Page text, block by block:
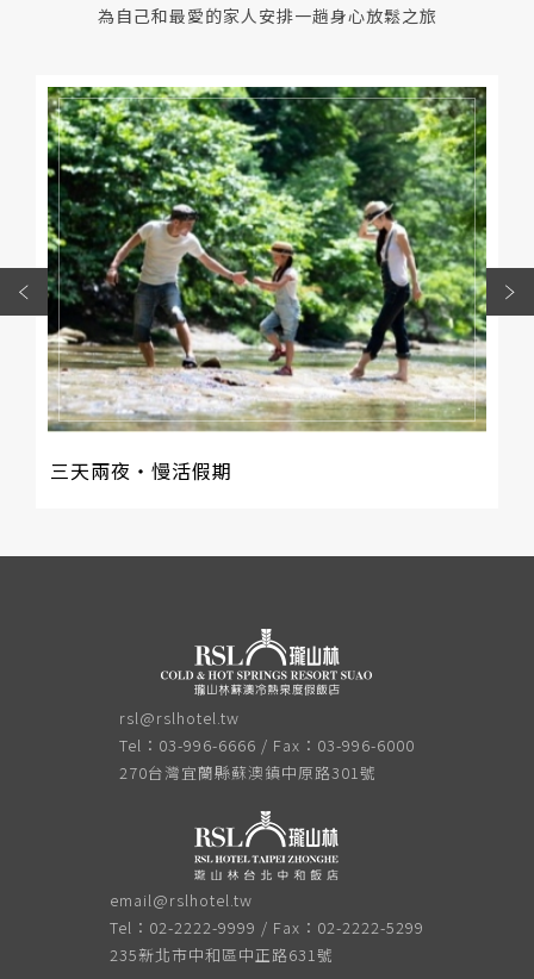
為自己和最愛的家人安排一趟身心放鬆之旅
三天兩夜‧慢活假期
rsl@rslhotel.tw
Tel：03-996-6666 / Fax：03-996-6000
270台灣宜蘭縣蘇澳鎮中原路301號
email@rslhotel.tw
Tel：02-2222-9999 / Fax：02-2222-5299
235新北市中和區中正路631號